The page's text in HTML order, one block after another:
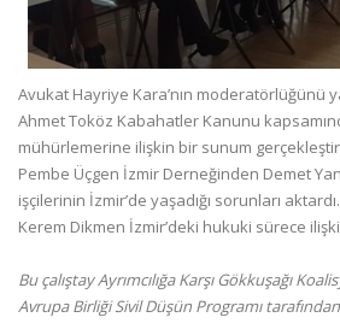
Avukat Hayriye Kara’nın moderatörlüğünü
Ahmet Toköz Kabahatler Kanunu
mühürlemerine ilişkin bir sunum
Pembe Üçgen İzmir Derneğinden Demet
işçilerinin İzmir’de yaşadığı sorunları
Kerem Dikmen İzmir’deki hukuki sürece
Bu çalıştay Ayrımcılığa Karşı Gökkuşağı
Avrupa Birliği Sivil Düşün Programı